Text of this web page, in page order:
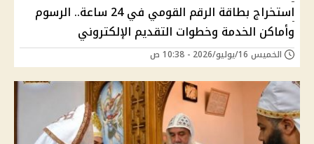
استخراج بطاقة الرقم القومي في 24 ساعة.. الرسوم
وأماكن الخدمة وخطوات التقديم الإلكتروني
الخميس 16/يوليو/2026 - 10:38 ص